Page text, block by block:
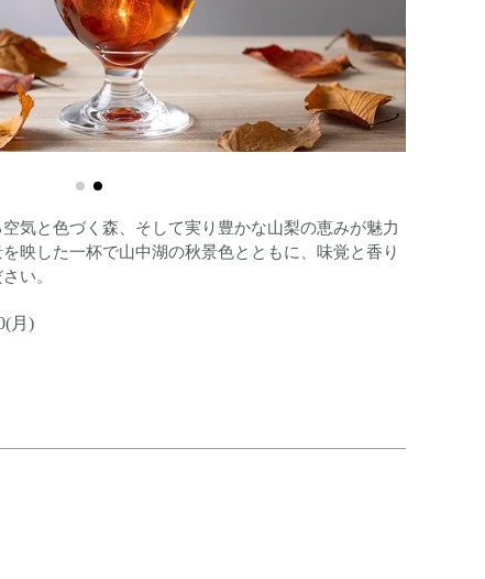
気と色づく森、そして実り豊かな山梨の恵みが魅力
映した一杯で山中湖の秋景色とともに、味覚と香り
い。
月)